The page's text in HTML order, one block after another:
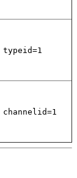
typeid=1
channelid=1